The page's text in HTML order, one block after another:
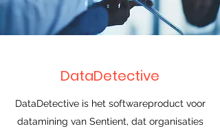
DataDetective
DataDetective is het softwareproduct voor
datamining van Sentient, dat organisaties